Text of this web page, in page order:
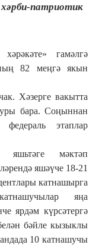
патриотик
гамәлгә
82 меңгә якын
Хәзерге вакытта
бара. Соңыннан
этаплар
яшьтәге мәктәп
яшәүче 18-21
катнашырга
яңа
ярдәм күрсәтергә
бәйле кызыклы
10 катнашучы